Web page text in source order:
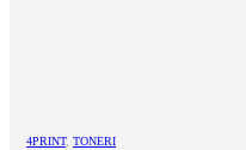
4PRINT, TONERI